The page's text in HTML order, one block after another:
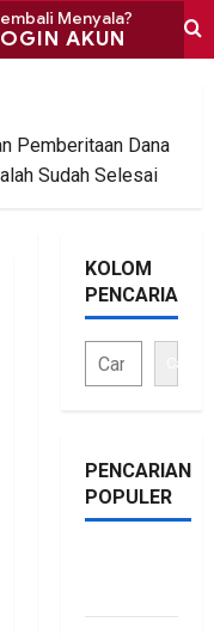
Menyala?
AKUN
Pemberitaan Dana
Sudah Selesai
KOLOM
PENCARIAN
Cari
PENCARIAN
POPULER